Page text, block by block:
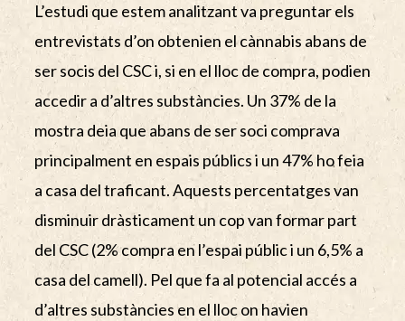
L’estudi que estem analitzant va preguntar els
entrevistats d’on obtenien el cànnabis abans de
ser socis del CSC i, si en el lloc de compra, podien
accedir a d’altres substàncies. Un 37% de la
mostra deia que abans de ser soci comprava
principalment en espais públics i un 47% ho feia
a casa del traficant. Aquests percentatges van
disminuir dràsticament un cop van formar part
del CSC (2% compra en l’espai públic i un 6,5% a
casa del camell). Pel que fa al potencial accés a
d’altres substàncies en el lloc on havien